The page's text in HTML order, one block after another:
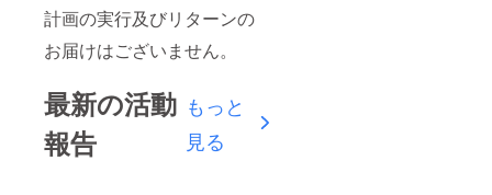
計画の実行及びリターンの
お届けはございません。
最新の活動
報告
もっと
見る